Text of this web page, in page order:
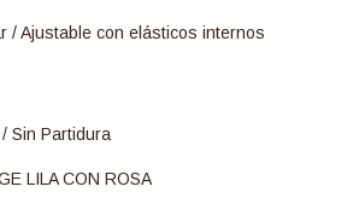
/ Ajustable con elásticos internos
Sin Partidura
LILA CON ROSA